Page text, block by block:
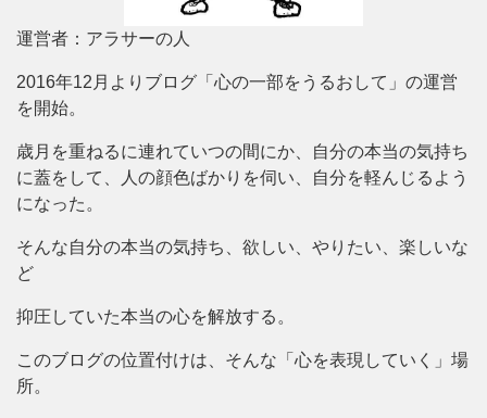
運営者：アラサーの人
2016年12月よりブログ「心の一部をうるおして」の運営
を開始。
歳月を重ねるに連れていつの間にか、自分の本当の気持ち
に蓋をして、人の顔色ばかりを伺い、自分を軽んじるよう
になった。
そんな自分の本当の気持ち、欲しい、やりたい、楽しいな
ど
抑圧していた本当の心を解放する。
このブログの位置付けは、そんな「心を表現していく」場
所。